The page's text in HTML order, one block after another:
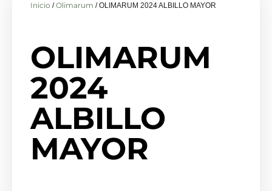
Inicio /Olimarum / OLIMARUM 2024 ALBILLO MAYOR
OLIMARUM
2024
ALBILLO
MAYOR